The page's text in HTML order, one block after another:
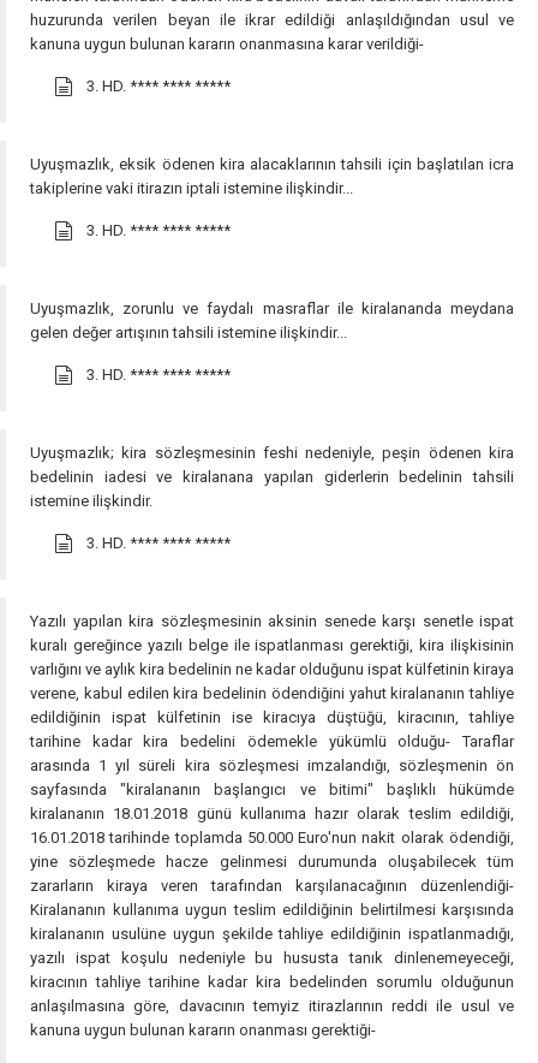
huzurunda verilen beyan ile ikrar edildiği anlaşıldığından usul ve
kanuna uygun bulunan kararın onanmasına karar verildiği-
3. HD. **** **** *****
Uyuşmazlık, eksik ödenen kira alacaklarının tahsili için başlatılan icra
takiplerine vaki itirazın iptali istemine ilişkindir...
3. HD. **** **** *****
Uyuşmazlık, zorunlu ve faydalı masraflar ile kiralananda meydana
gelen değer artışının tahsili istemine ilişkindir...
3. HD. **** **** *****
Uyuşmazlık; kira sözleşmesinin feshi nedeniyle, peşin ödenen kira
bedelinin iadesi ve kiralanana yapılan giderlerin bedelinin tahsili
istemine ilişkindir.
3. HD. **** **** *****
Yazılı yapılan kira sözleşmesinin aksinin senede karşı senetle ispat
kuralı gereğince yazılı belge ile ispatlanması gerektiği, kira ilişkisinin
varlığını ve aylık kira bedelinin ne kadar olduğunu ispat külfetinin kiraya
verene, kabul edilen kira bedelinin ödendiğini yahut kiralananın tahliye
edildiğinin ispat külfetinin ise kiracıya düştüğü, kiracının, tahliye
tarihine kadar kira bedelini ödemekle yükümlü olduğu- Taraflar
arasında 1 yıl süreli kira sözleşmesi imzalandığı, sözleşmenin ön
sayfasında "kiralananın başlangıcı ve bitimi" başlıklı hükümde
kiralananın 18.01.2018 günü kullanıma hazır olarak teslim edildiği,
16.01.2018 tarihinde toplamda 50.000 Euro'nun nakit olarak ödendiği,
yine sözleşmede hacze gelinmesi durumunda oluşabilecek tüm
zararların kiraya veren tarafından karşılanacağının düzenlendiği-
Kiralananın kullanıma uygun teslim edildiğinin belirtilmesi karşısında
kiralananın usulüne uygun şekilde tahliye edildiğinin ispatlanmadığı,
yazılı ispat koşulu nedeniyle bu hususta tanık dinlenemeyeceği,
kiracının tahliye tarihine kadar kira bedelinden sorumlu olduğunun
anlaşılmasına göre, davacının temyiz itirazlarının reddi ile usul ve
kanuna uygun bulunan kararın onanması gerektiği-